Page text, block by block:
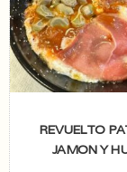
REVUELTO
JAMON Y